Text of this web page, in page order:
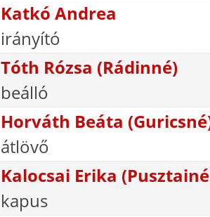
Katkó Andrea
irányító
Tóth Rózsa (Rádinné)
beálló
Horváth Beáta
átlövő
Kalocsai Erika
kapus